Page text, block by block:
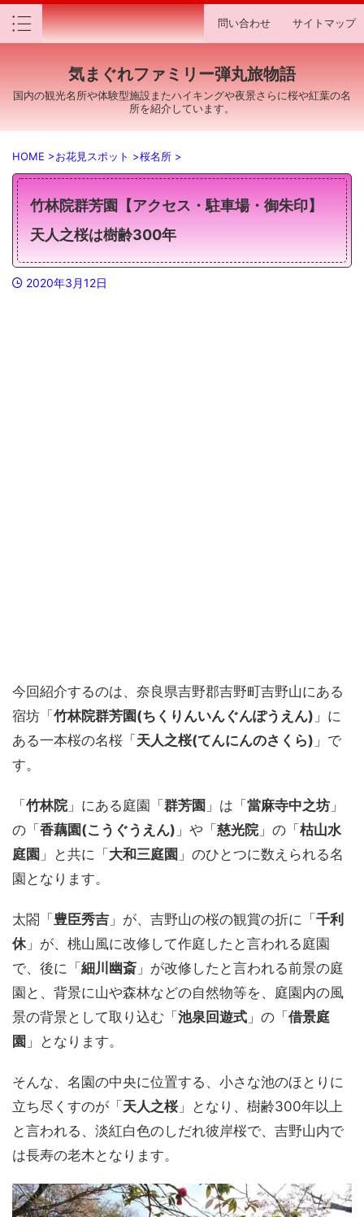
問い合わせ サイトマップ
気まぐれファミリー弾丸旅物語
国内の観光名所や体験型施設またハイキングや夜景さらに桜や紅葉の名
所を紹介しています。
HOME >お花見スポット >桜名所 >
竹林院群芳園【アクセス・駐車場・御朱印】
天人之桜は樹齢300年
2020年3月12日
今回紹介するのは、奈良県吉野郡吉野町吉野山にある
宿坊「 竹林院群芳園(ちくりんいんぐんぽうえん) 」に
ある一本桜の名桜「 天人之桜(てんにんのさくら) 」で
す。
「 竹林院」にある庭園「 群芳園 」は「 當麻寺中之坊 」
の「 香藕園(こうぐうえん) 」や「 慈光院」の「 枯山水
庭園 」と共に「 大和三庭園 」のひとつに数えられる名
園となります。
太閤「 豊臣秀吉 」が、吉野山の桜の観賞の折に「 千利
休」が、桃山風に改修して作庭したと言われる庭園
で、後に「 細川幽斎 」が改修したと言われる前景の庭
園と、背景に山や森林などの自然物等を、庭園内の風
景の背景として取り込む「 池泉回遊式 」の「 借景庭
園 」となります。
そんな、名園の中央に位置する、小さな池のほとりに
立ち尽くすのが「 天人之桜」となり、樹齢300年以上
と言われる、淡紅白色のしだれ彼岸桜で、吉野山内で
は長寿の老木となります。